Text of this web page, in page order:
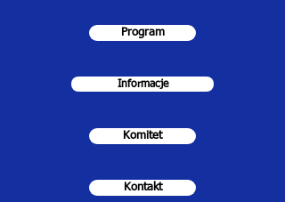
Program
Informacje
Komitet
Kontakt